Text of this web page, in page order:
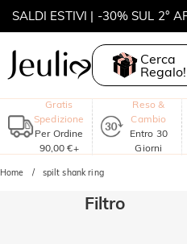
SALDI ESTIVI | -30% SUL 2°
MOVE MY WAY |
Cerca
Regalo!
Gratis
Spedizione
Per Ordine
90,00 €+
Reso &
Cambio
Entro 30
Giorni
Home spilt shank ring
Filtro